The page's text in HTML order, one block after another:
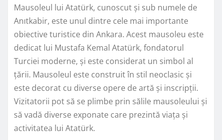
Mausoleul lui Atatürk, cunoscut și sub numele de
Anıtkabir, este unul dintre cele mai importante
obiective turistice din Ankara. Acest mausoleu este
dedicat lui Mustafa Kemal Atatürk, fondatorul
Turciei moderne, și este considerat un simbol al
țării. Mausoleul este construit în stil neoclasic și
este decorat cu diverse opere de artă și inscripții.
Vizitatorii pot să se plimbe prin sălile mausoleului și
să vadă diverse exponate care prezintă viața și
activitatea lui Atatürk.